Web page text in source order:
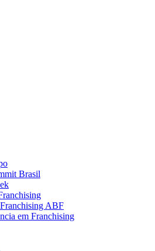
Brasil
ABF
em Franchising